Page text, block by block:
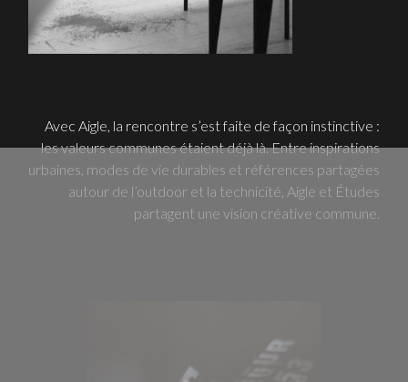
Avec Aigle, la rencontre s’est faite de façon instinctive :
les valeurs communes étaient déjà là. Entre inspirations
urbaines, modes de vie durables et références partagées
autour de l’outdoor et la technicité, Aigle et Études
partagent une vision créative commune.